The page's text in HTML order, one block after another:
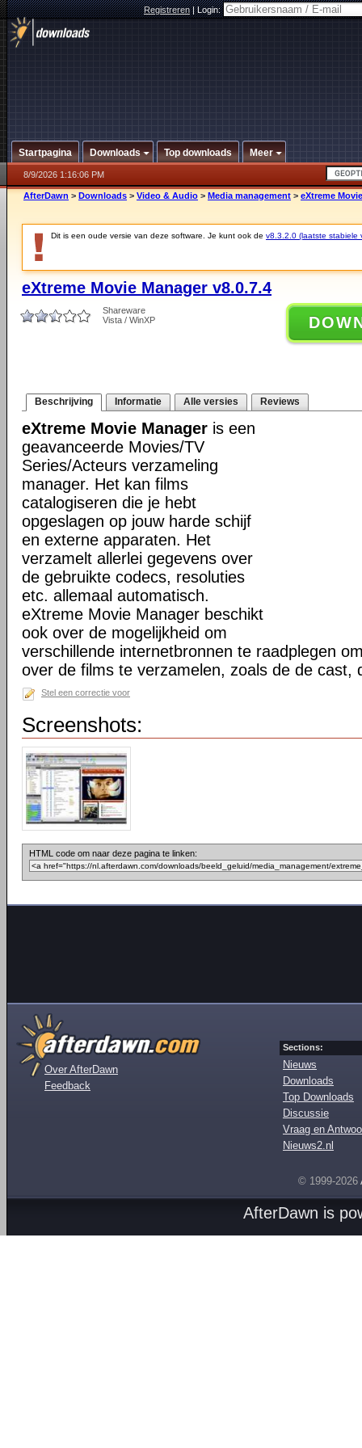
Registreren|Login:
Startpagina Downloads Top downloads Meer
8/9/2026 1:16:06 PM
AfterDawn > Downloads > Video & Audio > Media management > eXtreme
Dit is een oude versie van deze software. Je kunt ook de v8.3.2.0 (laatste stabiele
eXtreme Movie Manager v8.0.7.4
Shareware
Vista / WinXP
Beschrijving Informatie Alle versies Reviews
eXtreme Movie Manager is een
geavanceerde Movies/TV
Series/Acteurs verzameling
manager. Het kan films
catalogiseren die je hebt
opgeslagen op jouw harde schijf
en externe apparaten. Het
verzamelt allerlei gegevens over
de gebruikte codecs, resoluties
etc. allemaal automatisch.
eXtreme Movie Manager beschikt
ook over de mogelijkheid om
verschillende internetbronnen te raadplegen
over de films te verzamelen, zoals de de cast,
Stel een correctie voor
Screenshots:
HTML code om naar deze pagina te linken:
Over AfterDawn
Feedback
Sections:
Nieuws
Downloads
Top Downloads
Discussie
Vraag en
Nieuws2.nl
© 1999-2026
AfterDawn is